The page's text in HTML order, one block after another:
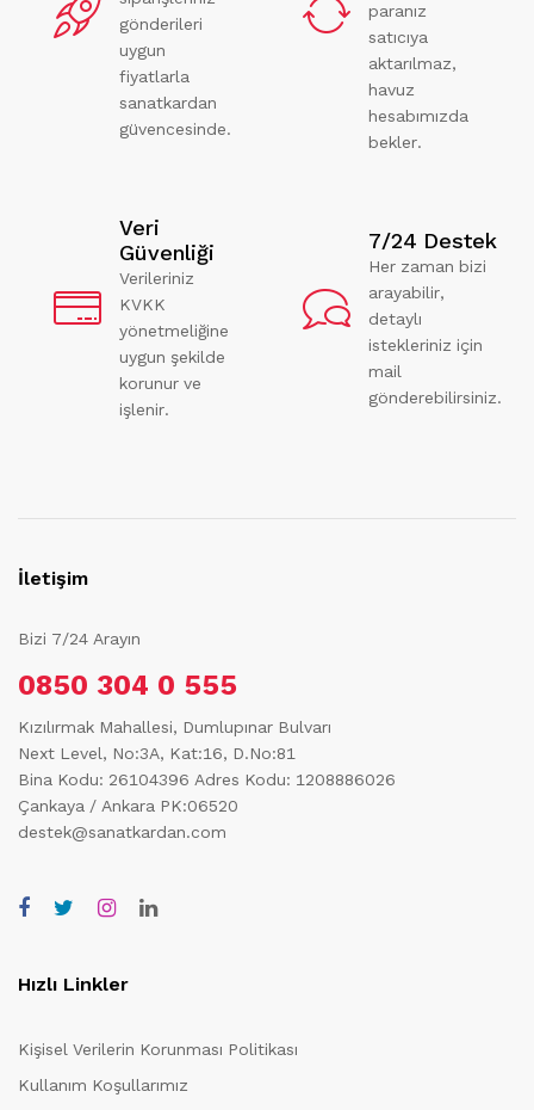
gönderileri
uygun
fiyatlarla
sanatkardan
güvencesinde.
paranız
satıcıya
aktarılmaz,
havuz
hesabımızda
bekler.
Veri
Güvenliği
Verileriniz
KVKK
yönetmeliğine
uygun şekilde
korunur ve
işlenir.
7/24 Destek
Her zaman bizi
arayabilir,
detaylı
istekleriniz için
mail
gönderebilirsiniz.
İletişim
Bizi 7/24 Arayın
0850 304 0 555
Kızılırmak Mahallesi, Dumlupınar Bulvarı
Next Level, No:3A, Kat:16, D.No:81
Bina Kodu: 26104396 Adres Kodu: 1208886026
Çankaya / Ankara PK:06520
destek@sanatkardan.com
Hızlı Linkler
Kişisel Verilerin Korunması Politikası
Kullanım Koşullarımız